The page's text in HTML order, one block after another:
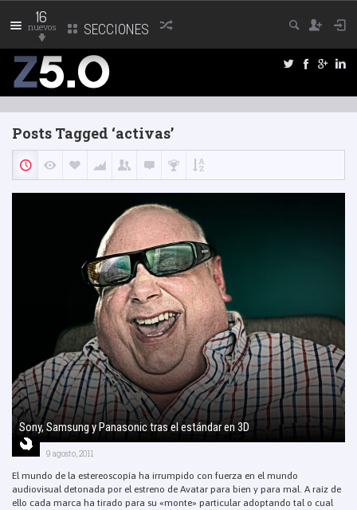
16
nuevos SECCIONES
Posts Tagged ‘activas’
Sony, Samsung y Panasonic tras el estándar en 3D
9 agosto, 2011
El mundo de la estereoscopía ha irrumpido con fuerza en el mundo
audiovisual detonada por el estreno de Avatar para bien y para mal. A raíz de
ello cada marca ha tirado para su «monte» particular adoptando tal o cual